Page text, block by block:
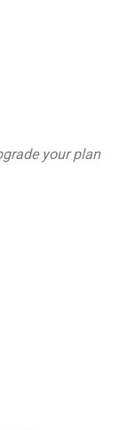
your plan